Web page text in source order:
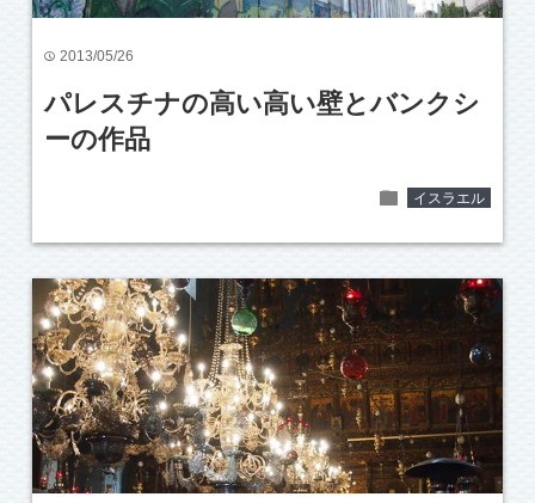
time 2013/05/26
パレスチナの高い高い壁とバンクシ
ーの作品
folder イスラエル